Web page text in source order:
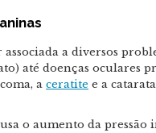
a diversos
até doenças oculares
a ceratite e a
o aumento da pressão